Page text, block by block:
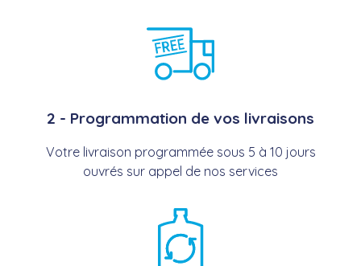
2 - Programmation de vos livraisons
Votre livraison programmée sous 5 à 10 jours
ouvrés sur appel de nos services